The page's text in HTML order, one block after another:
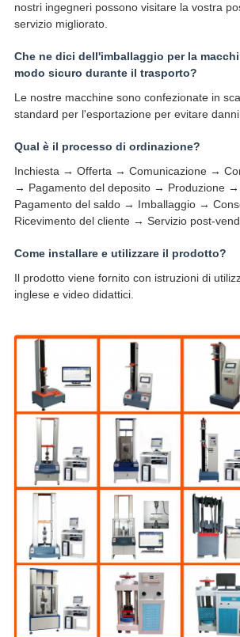
nostri ingegneri possono visitare la vostra
servizio migliorato.
Che ne dici dell'imballaggio per la
modo sicuro durante il trasporto?
Le nostre macchine sono confezionate in
standard per l'esportazione per evitare
Qual è il processo di ordinazione?
Inchiesta → Offerta → Comunicazione →
→ Pagamento del deposito → Produzione
Pagamento del saldo → Imballaggio →
Ricevimento del cliente → Servizio post-
Come installare e utilizzare il prodotto?
Il prodotto viene fornito con istruzioni di
inglese e video didattici.